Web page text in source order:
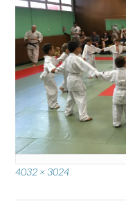
Full
4032 × 3024